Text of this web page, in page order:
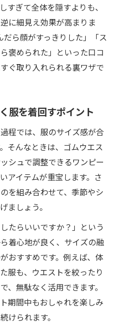
すぎて全体を隠すよりも、
に細見え効果が高まりま
だら顔がすっきりした」「ス
褒められた」といった口コ
ぐ取り入れられる裏ワザで
服を着回すポイント
程では、服のサイズ感が合
そんなときは、ゴムウエス
シュで調整できるワンピー
アイテムが重宝します。さ
を組み合わせて、季節やシ
ましょう。
たらいいですか？」という
着心地が良く、サイズの融
おすすめです。例えば、体
服も、ウエストを絞ったり
、無駄なく活用できます。
期間中もおしゃれを楽しみ
けられます。